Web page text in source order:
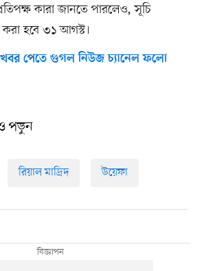
কারা জানতে পারলেও, সূচি
করা হবে ৩১ আগস্ট।
পেতে গুগল নিউজ চ্যানেল ফলো
পড়ুন
রিয়াল মাদ্রিদ উয়েফা